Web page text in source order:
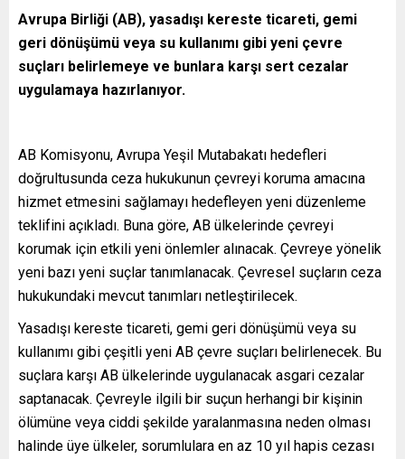
Avrupa Birliği (AB), yasadışı kereste ticareti, gemi
geri dönüşümü veya su kullanımı gibi yeni çevre
suçları belirlemeye ve bunlara karşı sert cezalar
uygulamaya hazırlanıyor.
AB Komisyonu, Avrupa Yeşil Mutabakatı hedefleri
doğrultusunda ceza hukukunun çevreyi koruma amacına
hizmet etmesini sağlamayı hedefleyen yeni düzenleme
teklifini açıkladı. Buna göre, AB ülkelerinde çevreyi
korumak için etkili yeni önlemler alınacak. Çevreye yönelik
yeni bazı yeni suçlar tanımlanacak. Çevresel suçların ceza
hukukundaki mevcut tanımları netleştirilecek.
Yasadışı kereste ticareti, gemi geri dönüşümü veya su
kullanımı gibi çeşitli yeni AB çevre suçları belirlenecek. Bu
suçlara karşı AB ülkelerinde uygulanacak asgari cezalar
saptanacak. Çevreyle ilgili bir suçun herhangi bir kişinin
ölümüne veya ciddi şekilde yaralanmasına neden olması
halinde üye ülkeler, sorumlulara en az 10 yıl hapis cezası